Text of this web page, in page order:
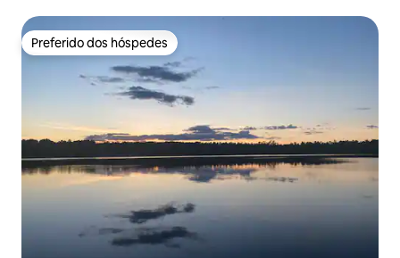
Preferido dos hóspedes
Preferido dos hóspedes